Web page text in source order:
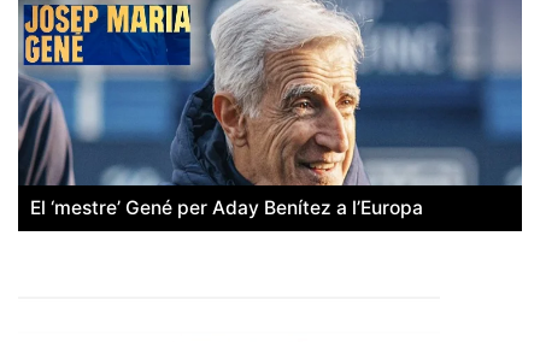
El ‘mestre’ Gené per Aday Benítez a l’Europa